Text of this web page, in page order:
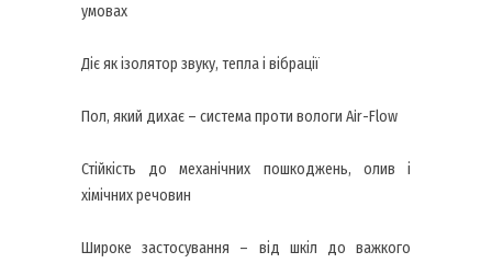
умовах
Діє як ізолятор звуку, тепла і вібрації
Пол, який дихає – система проти вологи Air-Flow
Стійкість до механічних пошкоджень, олив і
хімічних речовин
Широке застосування – від шкіл до важкого